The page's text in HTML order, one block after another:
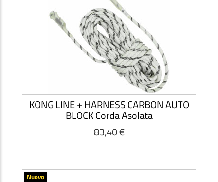
KONG LINE + HARNESS CARBON AUTO
BLOCK Corda Asolata
83,40 €
Nuovo